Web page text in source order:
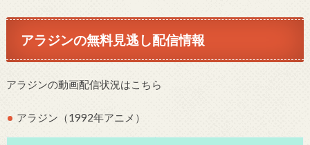
アラジンの無料見逃し配信情報
アラジンの動画配信状況はこちら
アラジン（1992年アニメ）